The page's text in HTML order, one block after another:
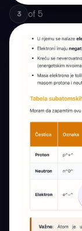
3 of 5